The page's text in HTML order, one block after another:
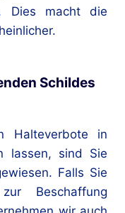
Dies macht die
Schildes
Halteverbote in
lassen, sind Sie
Falls Sie
Beschaffung